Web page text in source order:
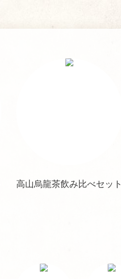
高山烏龍茶飲み比べセット